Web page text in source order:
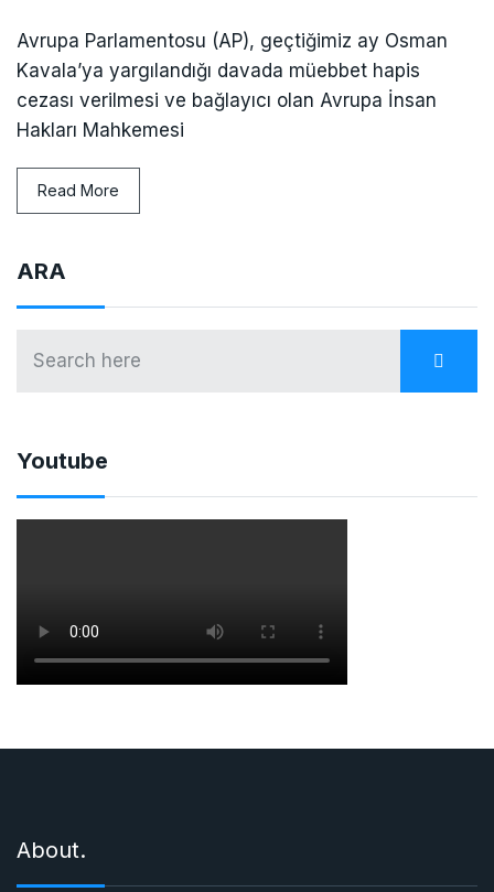
Avrupa Parlamentosu (AP), geçtiğimiz ay Osman
Kavala’ya yargılandığı davada müebbet hapis
cezası verilmesi ve bağlayıcı olan Avrupa İnsan
Hakları Mahkemesi
Read More
ARA
Youtube
About.